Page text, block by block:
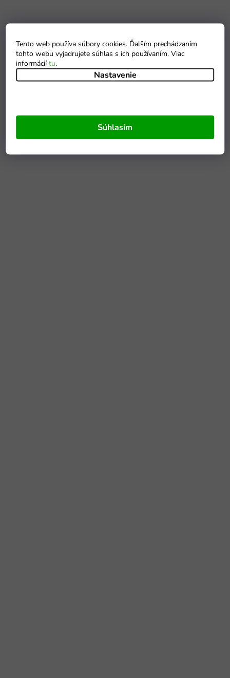
Tento web používa súbory cookies. Ďalším prechádzaním
tohto webu vyjadrujete súhlas s ich používaním. Viac
informáciítu.
Nastavenie
Súhlasím